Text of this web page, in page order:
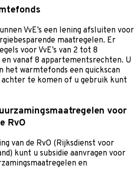
VvE’s een lening afsluiten voor
maatregelen. Er
voor VvE’s van 2 tot 8
vanaf 8 appartementsrechten. U
het warmtefonds een quickscan
te komen of u gebruik kunt
voor
RvO
van de RvO (Rijksdienst voor
kunt u subsidie aanvragen voor
en